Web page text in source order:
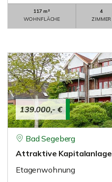
117 m²
WOHNFLÄCHE
4
ZIMMER
139.000,- €
Bad Segeberg
Attraktive Kapitalanlage
Etagenwohnung